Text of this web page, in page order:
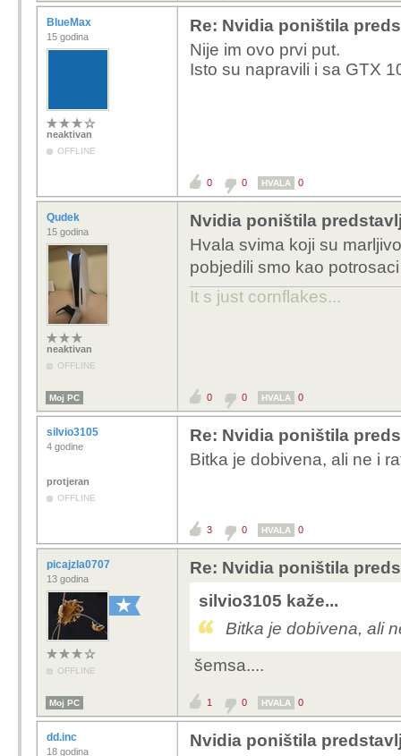
BlueMax
15 godina
neaktivan
OFFLINE
Re: Nvidia poništila
Nije im ovo prvi put.
Isto su napravili i sa GTX
0 0 HVALA 0
Qudek
15 godina
neaktivan
OFFLINE
Nvidia poništila
Hvala svima koji su
pobjedili smo kao
It s just cornflakes...
Moj PC 0 0 HVALA 0
silvio3105
4 godine
protjeran
OFFLINE
Re: Nvidia poništila
Bitka je dobivena, ali ne i
3 0 HVALA 0
picajzla0707
13 godina
OFFLINE
Re: Nvidia poništila
silvio3105 kaže...
Bitka je dobivena, ali
šemsa....
Moj PC 1 0 HVALA 0
dd.inc
18 godina
Nvidia poništila